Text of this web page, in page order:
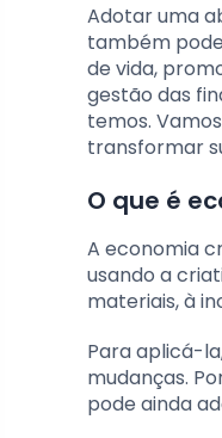
Adotar uma
também
de vida,
gestão das
temos.
transformar
O que é
A economia
usando a
materiais, à
Para aplicá-
mudanças.
pode ainda